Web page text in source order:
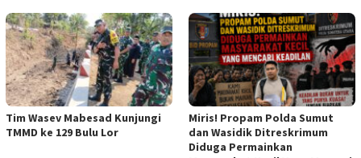
Tim Wasev Mabesad Kunjungi
TMMD ke 129 Bulu Lor
Miris! Propam Polda Sumut
dan Wasidik Ditreskrimum
Diduga Permainkan